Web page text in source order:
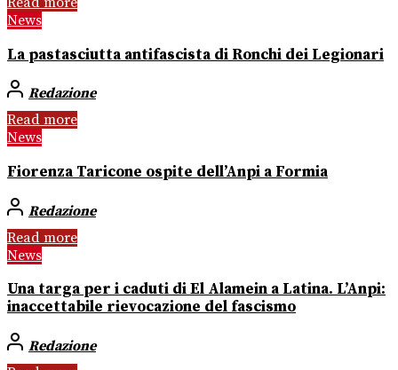
News
La pastasciutta antifascista di Ronchi dei Legionari
Redazione
Read more
News
Fiorenza Taricone ospite dell’Anpi a Formia
Redazione
Read more
News
Una targa per i caduti di El Alamein a Latina. L’Anpi:
inaccettabile rievocazione del fascismo
Redazione